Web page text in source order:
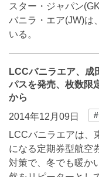
スター・ジャパン
バニラ・エア(JW)は
いる。
LCCバニラエア、成
パスを発売、枚数限
から
2014年12月09日
LCCバニラエアは、
になる定期券型航空
対策で、冬でも暖か